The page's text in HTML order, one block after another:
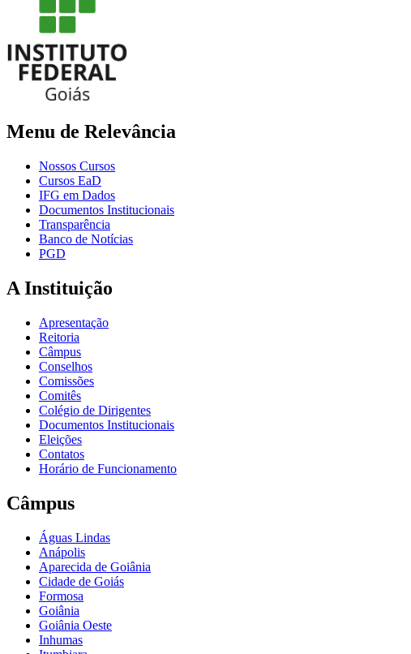
Menu de Relevância
Nossos Cursos
Cursos EaD
IFG em Dados
Documentos Institucionais
Transparência
Banco de Notícias
PGD
A Instituição
Apresentação
Reitoria
Câmpus
Conselhos
Comissões
Comitês
Colégio de Dirigentes
Documentos Institucionais
Eleições
Contatos
Horário de Funcionamento
Câmpus
Águas Lindas
Anápolis
Aparecida de Goiânia
Cidade de Goiás
Formosa
Goiânia
Goiânia Oeste
Inhumas